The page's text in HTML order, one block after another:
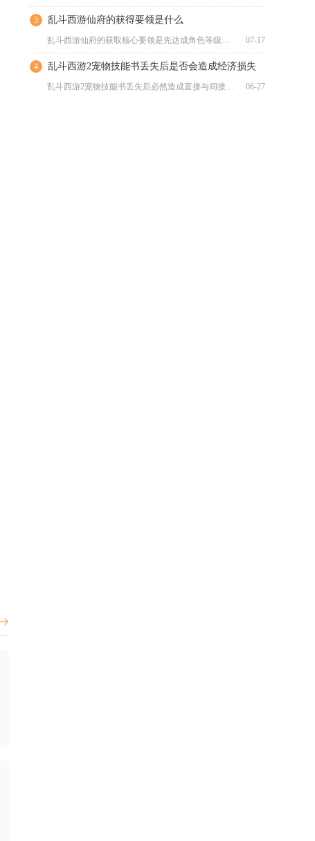
3 乱斗西游仙府的获得要领是什么
乱斗西游仙府的获取核心要领是先达成角色等级门槛完成基础解锁，... 07-17
4 乱斗西游2宠物技能书丢失后是否会造成经济损失
乱斗西游2宠物技能书丢失后必然造成直接与间接双重经济损失，且... 06-27